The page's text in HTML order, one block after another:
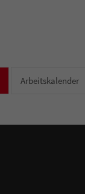
Arbeitskalender